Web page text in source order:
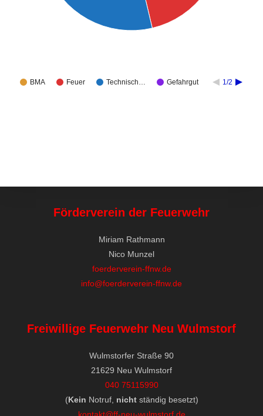
BMA Feuer Technisch… Gefahrgut 1/2
Förderverein der Feuerwehr
Miriam Rathmann
Nico Munzel
foerderverein-ffnw.de
info@foerderverein-ffnw.de
Freiwillige Feuerwehr Neu Wulmstorf
Wulmstorfer Straße 90
21629 Neu Wulmstorf
040 75115990
(Kein Notruf, nicht ständig besetzt)